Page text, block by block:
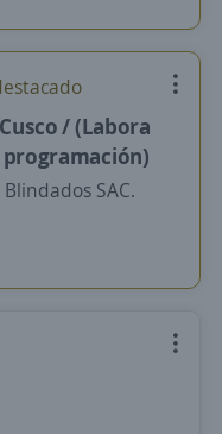
/ (Labora
programación)
SAC.